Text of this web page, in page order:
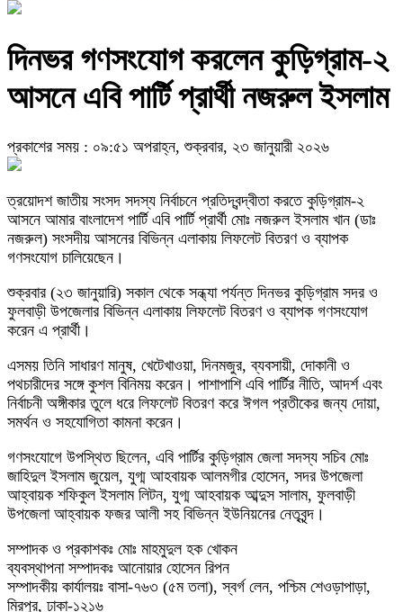
দিনভর গণসংযোগ করলেন কুড়িগ্রাম-২
আসনে এবি পার্টি প্রার্থী নজরুল ইসলাম
প্রকাশের সময় : ০৯:৫১ অপরাহ্ন, শুক্রবার, ২৩ জানুয়ারী ২০২৬
ত্রয়োদশ জাতীয় সংসদ সদস্য নির্বাচনে প্রতিদ্বন্দ্বীতা করতে কুড়িগ্রাম-২
আসনে আমার বাংলাদেশ পার্টি এবি পার্টি প্রার্থী মোঃ নজরুল ইসলাম খান (ডাঃ
নজরুল) সংসদীয় আসনের বিভিন্ন এলাকায় লিফলেট বিতরণ ও ব্যাপক
গণসংযোগ চালিয়েছেন।
শুক্রবার (২৩ জানুয়ারি) সকাল থেকে সন্ধ্যা পর্যন্ত দিনভর কুড়িগ্রাম সদর ও
ফুলবাড়ী উপজেলার বিভিন্ন এলাকায় লিফলেট বিতরণ ও ব্যাপক গণসংযোগ
করেন এ প্রার্থী।
এসময় তিনি সাধারণ মানুষ, খেটেখাওয়া, দিনমজুর, ব্যবসায়ী, দোকানী ও
পথচারীদের সঙ্গে কুশল বিনিময় করেন। পাশাপাশি এবি পার্টির নীতি, আদর্শ এবং
নির্বাচনী অঙ্গীকার তুলে ধরে লিফলেট বিতরণ করে ঈগল প্রতীকের জন্য দোয়া,
সমর্থন ও সহযোগিতা কামনা করেন।
গণসংযোগে উপস্থিত ছিলেন, এবি পার্টির কুড়িগ্রাম জেলা সদস্য সচিব মোঃ
জাহিদুল ইসলাম জুয়েল, যুগ্ম আহবায়ক আলমগীর হোসেন, সদর উপজেলা
আহ্বায়ক শফিকুল ইসলাম লিটন, যুগ্ম আহবায়ক আব্দুস সালাম, ফুলবাড়ী
উপজেলা আহ্বায়ক ফজর আলী সহ বিভিন্ন ইউনিয়নের নেতৃবৃন্দ।
সম্পাদক ও প্রকাশকঃ মোঃ মাহমুদুল হক খোকন
ব্যবস্থাপনা সম্পাদকঃ আনোয়ার হোসেন রিপন
সম্পাদকীয় কার্যালয়ঃ বাসা-৭৬৩ (৫ম তলা), স্বর্গ লেন, পশ্চিম শেওড়াপাড়া,
মিরপুর, ঢাকা-১২১৬